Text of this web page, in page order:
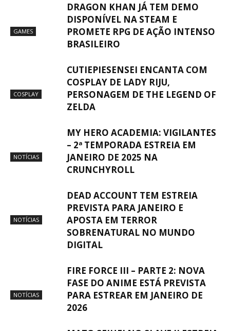
GAMES
DRAGON KHAN JÁ TEM DEMO
DISPONÍVEL NA STEAM E
PROMETE RPG DE AÇÃO INTENSO
BRASILEIRO
COSPLAY
CUTIEPIESENSEI ENCANTA COM
COSPLAY DE LADY RIJU,
PERSONAGEM DE THE LEGEND OF
ZELDA
NOTÍCIAS
MY HERO ACADEMIA: VIGILANTES
– 2ª TEMPORADA ESTREIA EM
JANEIRO DE 2025 NA
CRUNCHYROLL
NOTÍCIAS
DEAD ACCOUNT TEM ESTREIA
PREVISTA PARA JANEIRO E
APOSTA EM TERROR
SOBRENATURAL NO MUNDO
DIGITAL
NOTÍCIAS
FIRE FORCE III – PARTE 2: NOVA
FASE DO ANIME ESTÁ PREVISTA
PARA ESTREAR EM JANEIRO DE
2026